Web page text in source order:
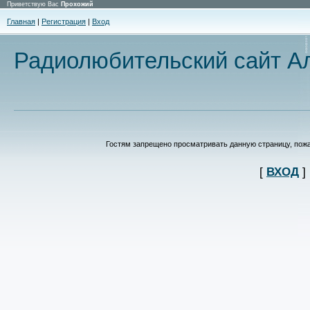
Приветствую Вас Прохожий
Главная | Регистрация | Вход
Радиолюбительский сайт
Гостям запрещено просматривать данную страницу,
[ ВХОД ]